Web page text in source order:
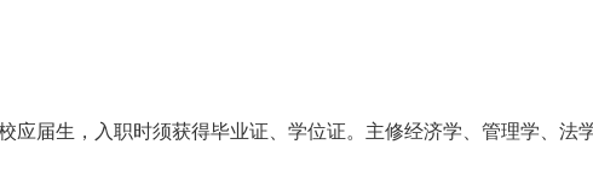
应届生，入职时须获得毕业证、学位证。主修经济学、管理学、法